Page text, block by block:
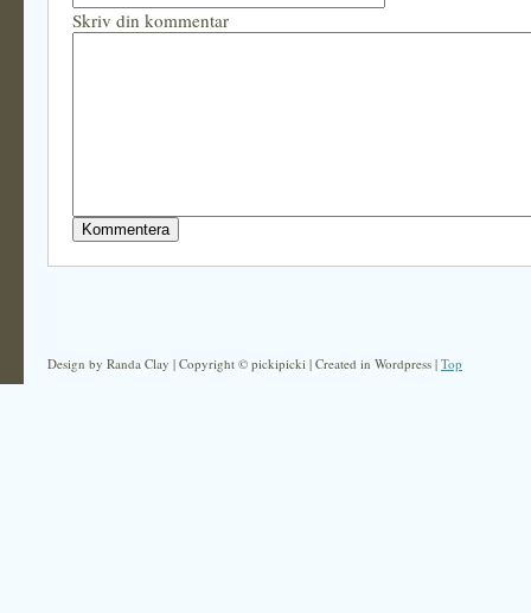
Skriv din kommentar
Design by Randa Clay | Copyright © pickipicki | Created in Wordpress | Top